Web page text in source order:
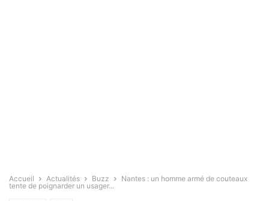
Accueil Actualités Buzz
Nantes : un homme armé de couteaux
tente de poignarder un usager...